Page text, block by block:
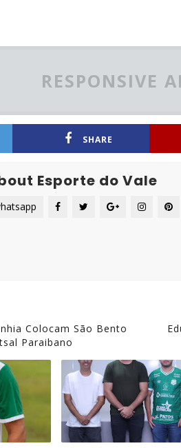
RESPONSIVE
SHARE
Esporte do Vale
Colocam São Bento
Paraibano